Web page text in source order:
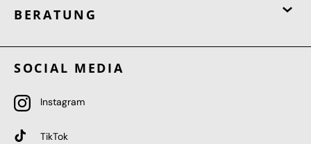
BERATUNG
SOCIAL MEDIA
Instagram
TikTok